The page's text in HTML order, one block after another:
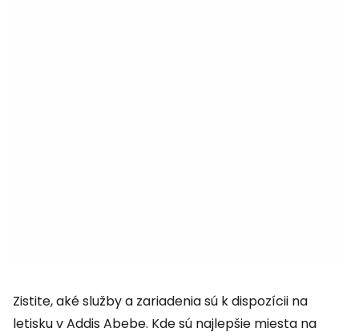
Zistite, aké služby a zariadenia sú k dispozícii na
letisku v Addis Abebe. Kde sú najlepšie miesta na